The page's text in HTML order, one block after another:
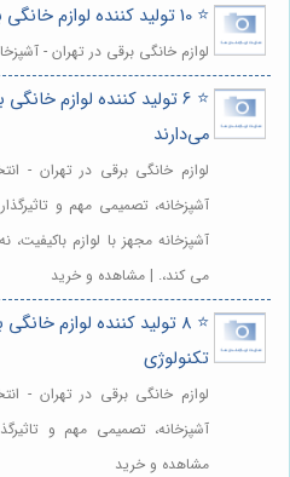
⭐️ 10 تولید کننده لوازم خانگی برقی که باید بشناسید!
لوازم خانگی برقی در تهران -
⭐️ 6 تولید کننده لوازم
می‌دارند
لوازم خانگی برقی در تهران -
آشپزخانه، تصمیمی مهم و
آشپزخانه مجهز با لوازم
می کند،. | مشاهده و خرید
⭐️ 8 تولید کننده لوازم
تکنولوژی
لوازم خانگی برقی در تهران -
آشپزخانه، تصمیمی مهم و
مشاهده و خرید